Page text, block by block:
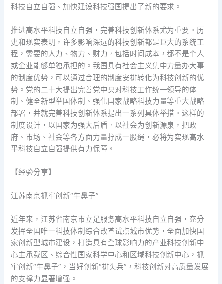
科技自立自强、加快建设科技强国提出了新的要求。
推进高水平科技自立自强，完善科技创新体系尤为重要。历
史和现实表明，许多影响深远的科技创新都是巨大的系统工
程，需要的人力、物力、财力，包括时间成本，都不是个人
或企业能够单独承担的。我国具有社会主义集中力量办大事
的制度优势，可以通过合理的制度安排转化为科技创新的优
势。党的二十大提出完善党中央对科技工作统一领导的体
制、健全新型举国体制、强化国家战略科技力量等重大战略
部署，并就完善科技创新体系提出一系列具体举措。这样的
制度设计，以国家为强大后盾，以社会为创新源泉，把政
府、市场、社会等各方面力量拧成一股绳，必将为实现高水
平科技自立自强提供有力保障。
【经验分享】
江苏南京抓牢创新“牛鼻子”
近年来，江苏省南京市立足服务高水平科技自立自强，充分
发挥全国唯一科技体制综合改革试点城市优势，全面加快国
家创新型城市建设，打造具有全球影响力的产业科技创新中
心主承载区、综合性国家科学中心和区域科技创新中心，抓
牢创新“牛鼻子”，当好创新“排头兵”，科技创新对高质量发展
的支撑力显著增强。